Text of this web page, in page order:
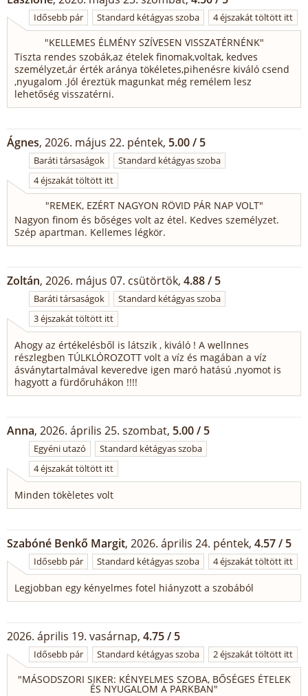
Idősebb pár Standard kétágyas szoba 4 éjszakát töltött itt
"KELLEMES ÉLMÉNY SZÍVESEN VISSZATÉRNÉNK"
Tiszta rendes szobák,az ételek finomak,voltak, kedves
személyzet,ár érték aránya tökéletes,pihenésre kiváló csend
,nyugalom .Jól éreztük magunkat még remélem lesz
lehetőség visszatérni.
Ágnes, 2026. május 22. péntek, 5.00 / 5
Baráti társaságok
Standard kétágyas szoba
4 éjszakát töltött itt
"REMEK, EZÉRT NAGYON RÖVID PÁR NAP VOLT"
Nagyon finom és bőséges volt az étel. Kedves személyzet.
Szép apartman. Kellemes légkör.
Zoltán, 2026. május 07. csütörtök, 4.88 / 5
Baráti társaságok
Standard kétágyas szoba
3 éjszakát töltött itt
Ahogy az értékelésből is látszik , kiváló ! A wellnnes
részlegben TÚLKLÓROZOTT volt a víz és magában a víz
ásványtartalmával keveredve igen maró hatású ,nyomot is
hagyott a fürdőruhákon !!!!
Anna, 2026. április 25. szombat, 5.00 / 5
Egyéni utazó
Standard kétágyas szoba
4 éjszakát töltött itt
Minden tökèletes volt
Szabóné Benkő Margit, 2026. április 24. péntek, 4.57 / 5
Idősebb pár Standard kétágyas szoba 4 éjszakát töltött itt
Legjobban egy kényelmes fotel hiányzott a szobából
2026. április 19. vasárnap, 4.75 / 5
Idősebb pár Standard kétágyas szoba 2 éjszakát töltött itt
"MÁSODSZORI SIKER: KÉNYELMES SZOBA, BŐSÉGES ÉTELEK
ÉS NYUGALOM A PARKBAN"